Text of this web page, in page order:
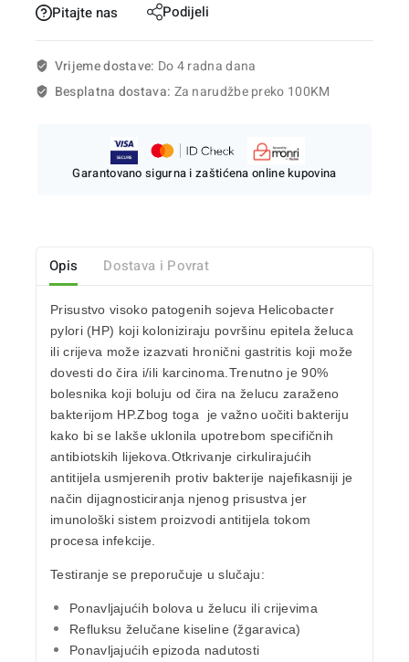
Pitajte nas Podijeli
Vrijeme dostave: Do 4 radna dana
Besplatna dostava: Za narudžbe preko 100KM
Garantovano sigurna i zaštićena online kupovina
Opis Dostava i Povrat
Prisustvo visoko patogenih sojeva Helicobacter
pylori (HP) koji koloniziraju površinu epitela želuca
ili crijeva može izazvati hronični gastritis koji može
dovesti do čira i/ili karcinoma.Trenutno je90%
bolesnika koji boluju od čira na želucu zaraženo
bakterijom HP.Zbog toga je važno uočiti bakteriju
kako bi se lakše uklonila upotrebom specifičnih
antibiotskih lijekova.Otkrivanje cirkulirajućih
antitijela usmjerenih protiv bakterije najefikasniji je
način dijagnosticiranja njenog prisustva jer
imunološki sistem proizvodi antitijela tokom
procesa infekcije.
Testiranje se preporučuje u slučaju:
Ponavljajućih bolova u želucu ili crijevima
Refluksu želučane kiseline (žgaravica)
Ponavljajućih epizoda nadutosti